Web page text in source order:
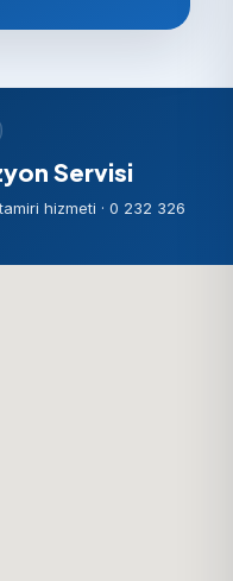
Servisi
hizmeti · 0 232 326